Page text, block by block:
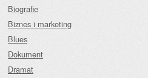
Biografie
Biznes i marketing
Blues
Dokument
Dramat